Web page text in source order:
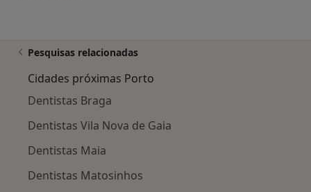
Pesquisas relacionadas
Cidades próximas Porto
Dentistas Braga
Dentistas Vila Nova de Gaia
Dentistas Maia
Dentistas Matosinhos